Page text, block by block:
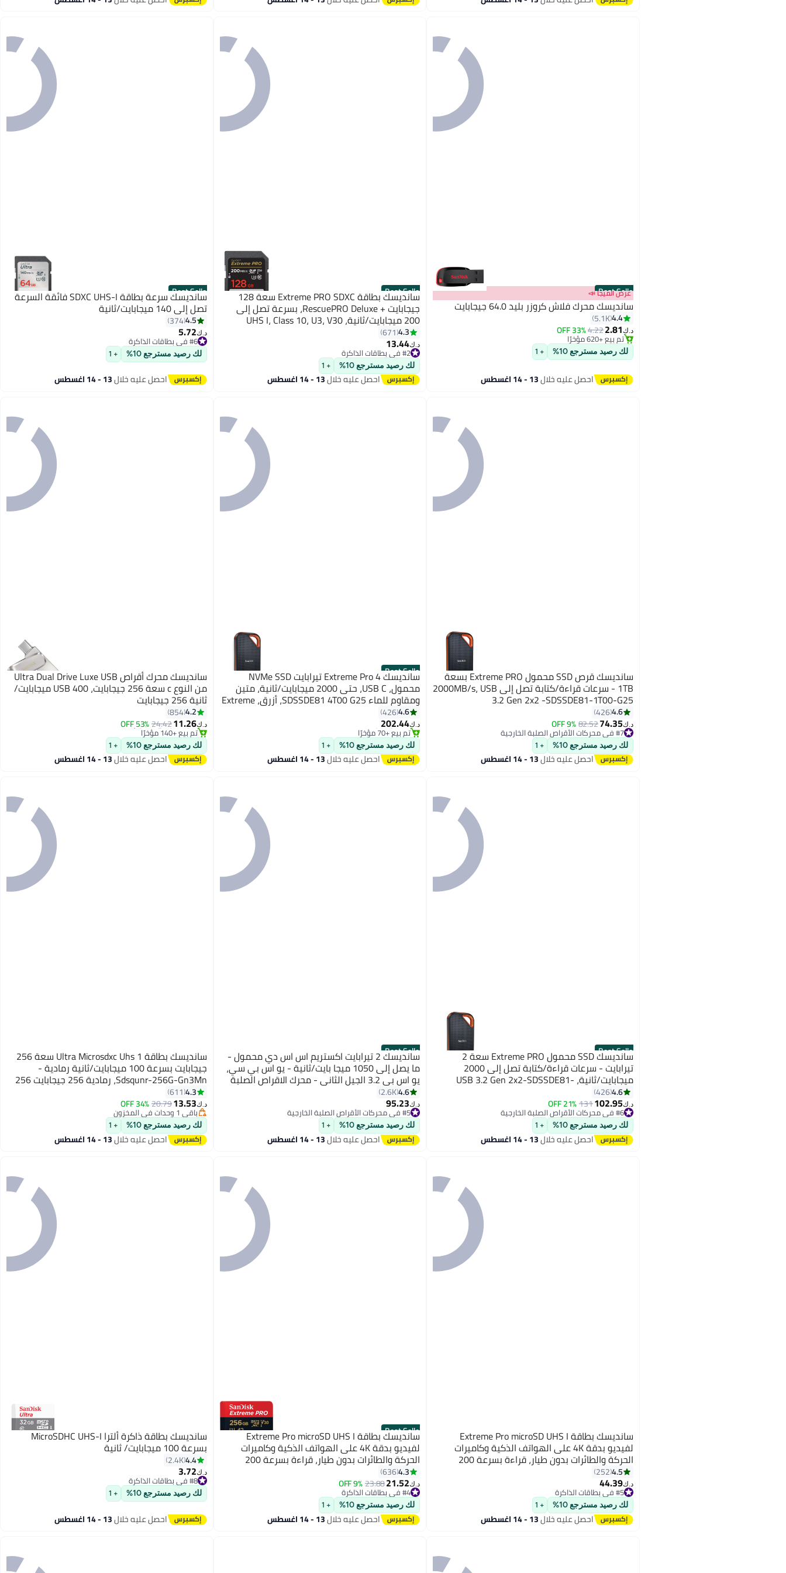
Best Seller
عرض الميجا 📣
سانديسك محرك فلاش كروزر بليد 64.0 جيجابايت
4.4
5.1K
د.ك‏2.81
4.22
33% OFF
#1 في فلاش درايف USB
بتخلّص بسرعة
تم بيع +620 مؤخرًا
#1 في فلاش درايف USB
لك رصيد مسترجع 10% + 1
احصل عليه خلال13 - 14 اغسطس
Best Seller سانديسك بطاقة Extreme PRO SDXC سعة 128
جيجابايت + RescuePRO Deluxe، بسرعة تصل إلى
200 ميجابايت/ثانية، UHS I، Class 10، U3، V30
SDSDXXD 128G GN4IN 128 جيجابايت
4.3
671
د.ك‏13.44
#2 في بطاقات الذاكرة
#2 في بطاقات الذاكرة
لك رصيد مسترجع 10% + 1
احصل عليه خلال13 - 14 اغسطس
Best Seller سانديسك سرعة بطاقة SDXC UHS-I فائقة السرعة
تصل إلى 140 ميجابايت/ثانية
4.5
374
د.ك‏5.72
#6 في بطاقات الذاكرة
بتخلّص بسرعة
#6 في بطاقات الذاكرة
لك رصيد مسترجع 10% + 1
احصل عليه خلال13 - 14 اغسطس
سانديسك قرص SSD محمول Extreme PRO بسعة
1TB - سرعات قراءة/كتابة تصل إلى 2000MB/s، USB
3.2 Gen 2x2 -SDSSDE81-1T00-G25
4.6
426
د.ك‏74.35
82.52
9% OFF #7 في محركات الأقراص الصلبة الخارجية
تم بيع +190 مؤخرًا
#7 في محركات الأقراص الصلبة الخارجية
لك رصيد مسترجع 10% + 1
احصل عليه خلال13 - 14 اغسطس
Best Seller سانديسك Extreme Pro 4 تيرابايت NVMe SSD
محمول، USB C، حتى 2000 ميجابايت/ثانية، متين
ومقاوم للماء SDSSDE81 4T00 G25، أزرق، Extreme
Pro، SDSSDE81 4T00 G25 4 تيرابايت
4.6
426
د.ك‏202.44
#4 في محركات الأقراص الصلبة الخارجية
بتخلّص بسرعة
تم بيع +70 مؤخرًا
#4 في محركات الأقراص الصلبة الخارجية
لك رصيد مسترجع 10% + 1
احصل عليه خلال13 - 14 اغسطس
سانديسك محرك أقراص Ultra Dual Drive Luxe USB
من النوع c سعة 256 جيجابايت، USB 400 ميجابايت/
ثانية 256 جيجابايت
4.2
854
د.ك‏11.26
24.42
53% OFF
#3 في فلاش درايف USB
أقل سعر في 30 يوم
تم بيع +140 مؤخرًا
#3 في فلاش درايف USB
لك رصيد مسترجع 10% + 1
احصل عليه خلال13 - 14 اغسطس
Best Seller سانديسك SSD محمول Extreme PRO سعة 2
تيرابايت - سرعات قراءة/كتابة تصل إلى 2000
ميجابايت/ثانية، USB 3.2 Gen 2x2-SDSSDE81-
2T00-G25 2 تيرابايت
4.6
426
د.ك‏102.95
131
21% OFF #6 في محركات الأقراص الصلبة الخارجية
تم بيع +160 مؤخرًا
#6 في محركات الأقراص الصلبة الخارجية
لك رصيد مسترجع 10% + 1
احصل عليه خلال13 - 14 اغسطس
Best Seller سانديسك 2 تيرابايت اكستريم اس اس دي محمول -
ما يصل إلى 1050 ميجا بايت/ثانية - يو اس بي سي،
يو اس بي 3.2 الجيل الثاني - محرك الاقراص الصلبة
الخارجي - Sdssde61-2T00-G25 2 تيرابايت
4.6
2.6K
د.ك‏95.23
#5 في محركات الأقراص الصلبة الخارجية
تم بيع +80 مؤخرًا
#5 في محركات الأقراص الصلبة الخارجية
لك رصيد مسترجع 10% + 1
احصل عليه خلال13 - 14 اغسطس
سانديسك بطاقة Ultra Microsdxc Uhs 1 سعة 256
جيجابايت بسرعة 100 ميجابايت/ثانية رمادية -
Sdsqunr-256G-Gn3Mn، رمادية 256 جيجابايت 256
GB
4.3
611
د.ك‏13.53
20.79
34% OFF
باقي 1 وحدات في المخزون
باقي 1 وحدات في المخزون
لك رصيد مسترجع 10% + 1
احصل عليه خلال13 - 14 اغسطس
سانديسك بطاقة Extreme Pro microSD UHS I
لفيديو بدقة 4K على الهواتف الذكية وكاميرات
الحركة والطائرات بدون طيار، قراءة بسرعة 200
ميجابايت/ثانية، وكتابة 140 ميجابايت/ثانية، وضمان
مدى الحياة
4.5
252
د.ك‏44.39
#5 في بطاقات الذاكرة
#5 في بطاقات الذاكرة
لك رصيد مسترجع 10% + 1
احصل عليه خلال13 - 14 اغسطس
Best Seller سانديسك بطاقة Extreme Pro microSD UHS I
لفيديو بدقة 4K على الهواتف الذكية وكاميرات
الحركة والطائرات بدون طيار، قراءة بسرعة 200
ميجابايت/ثانية، وكتابة بسرعة 140 ميجابايت/ثانية
وسعة 256.0 جيجابايت
4.3
636
د.ك‏21.52
23.88
9% OFF
#4 في بطاقات الذاكرة
#4 في بطاقات الذاكرة
لك رصيد مسترجع 10% + 1
احصل عليه خلال13 - 14 اغسطس
سانديسك بطاقة ذاكرة ألترا MicroSDHC UHS-I
بسرعة 100 ميجابايت/ ثانية
4.4
2.4K
د.ك‏3.72
#8 في بطاقات الذاكرة
أقل سعر في 7 يوم
#8 في بطاقات الذاكرة
لك رصيد مسترجع 10% + 1
احصل عليه خلال13 - 14 اغسطس